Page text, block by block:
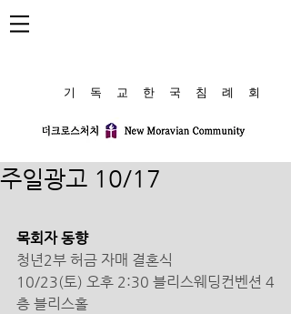
​기 독 교 한 국 침 례 회
주일광고 10/17
목회자 동향
청년2부 허금 자매 결혼식
10/23(토) 오후 2:30 블리스웨딩컨벤션 4
층 블리스홀